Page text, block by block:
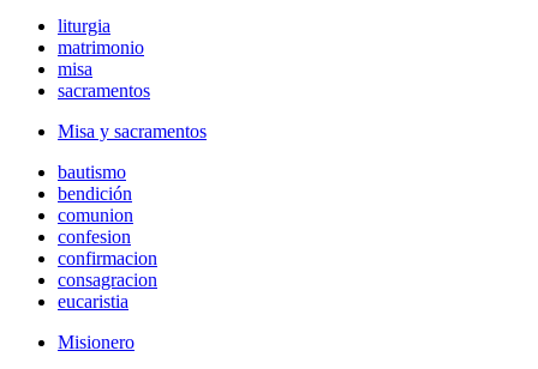
liturgia
matrimonio
misa
sacramentos
Misa y sacramentos
bautismo
bendición
comunion
confesion
confirmacion
consagracion
eucaristia
Misionero